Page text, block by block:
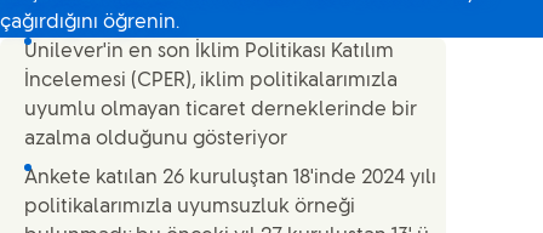
çağırdığını öğrenin.
Unilever'in en son İklim Politikası Katılım
İncelemesi (CPER), iklim politikalarımızla
uyumlu olmayan ticaret derneklerinde bir
azalma olduğunu gösteriyor
Ankete katılan 26 kuruluştan 18'inde 2024 yılı
politikalarımızla uyumsuzluk örneği